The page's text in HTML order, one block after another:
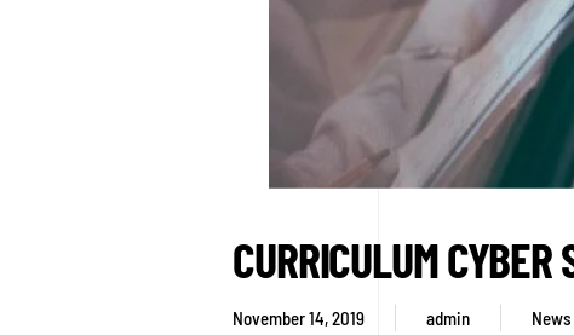
CURRICULUM
November 14, 2019 admin News